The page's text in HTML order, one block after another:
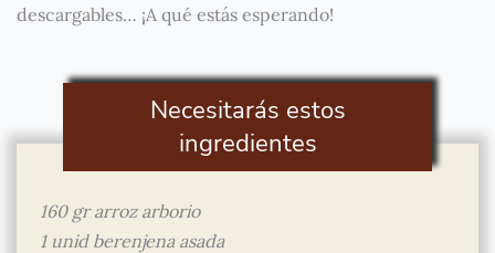
descargables… ¡A qué estás esperando!
Necesitarás estos
ingredientes
160 gr arroz arborio
1 unid berenjena asada